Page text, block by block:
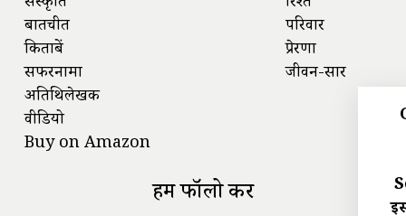
बातचीत
किताबें
सफरनामा
अतिथिलेखक
वीडियो
Buy on Amazon
परिवार
प्रेरणा
जीवन-सार
हमें फॉलो करें